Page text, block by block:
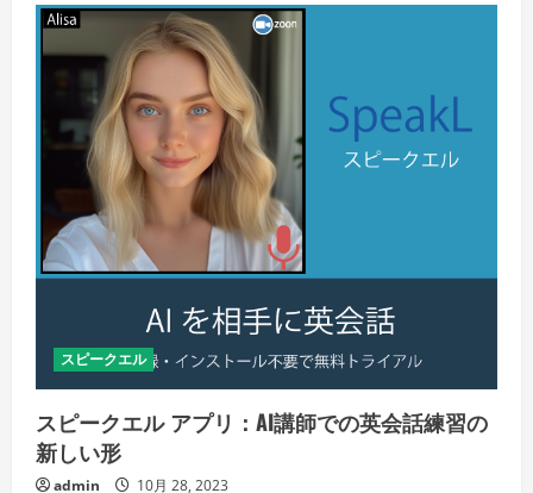
エ
ル』
で、
あ
た
も
英
語
力
を
飛
的
に
上
達
せ
よ
う！
の
細
を
ご
だ
スピークエル
スピークエル アプリ：AI講師での英会話練習の
新しい形
admin 10月 28, 2023